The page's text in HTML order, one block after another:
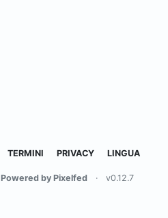
TERMINI PRIVACY LINGUA
Powered by Pixelfed · v0.12.7